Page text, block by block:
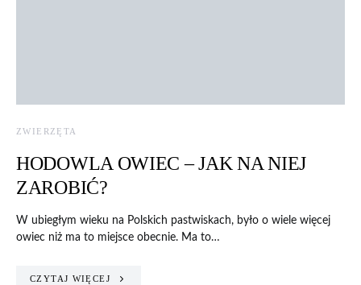
ZWIERZĘTA
HODOWLA OWIEC – JAK NA NIEJ
ZAROBIĆ?
W ubiegłym wieku na Polskich pastwiskach, było o wiele więcej
owiec niż ma to miejsce obecnie. Ma to…
CZYTAJ WIĘCEJ